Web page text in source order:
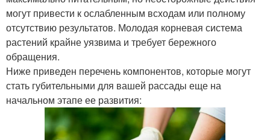
могут привести к ослабленным всходам или полному
отсутствию результатов. Молодая корневая система
растений крайне уязвима и требует бережного
обращения.
Ниже приведен перечень компонентов, которые могут
стать губительными для вашей рассады еще на
начальном этапе ее развития: